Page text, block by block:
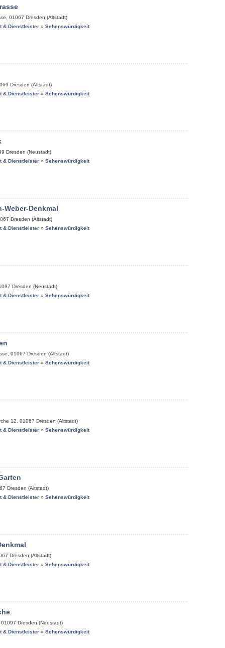
01067 Dresden (Altstadt)
& Dienstleister » Sehenswürdigkeit
Dresden (Altstadt)
& Dienstleister » Sehenswürdigkeit
Dresden (Neustadt)
& Dienstleister » Sehenswürdigkeit
Weber-Denkmal
Dresden (Altstadt)
& Dienstleister » Sehenswürdigkeit
Dresden (Neustadt)
& Dienstleister » Sehenswürdigkeit
01067 Dresden (Altstadt)
& Dienstleister » Sehenswürdigkeit
12 01067 Dresden (Altstadt)
& Dienstleister » Sehenswürdigkeit
Dresden (Altstadt)
& Dienstleister » Sehenswürdigkeit
Dresden (Altstadt)
& Dienstleister » Sehenswürdigkeit
01097 Dresden (Neustadt)
& Dienstleister » Sehenswürdigkeit